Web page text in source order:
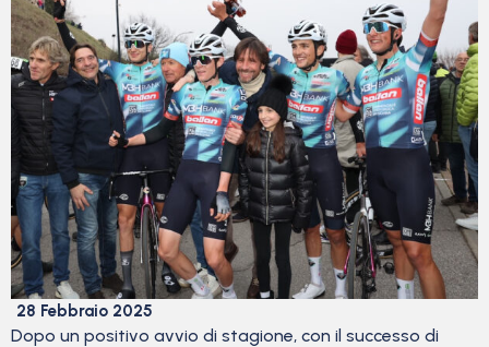
28 Febbraio 2025
Dopo un positivo avvio di stagione, con il successo di